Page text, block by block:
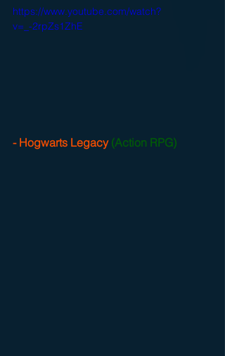
https://www.youtube.com/watch?
v=_-2rpZs1ZhE
- Hogwarts Legacy (Action RPG)